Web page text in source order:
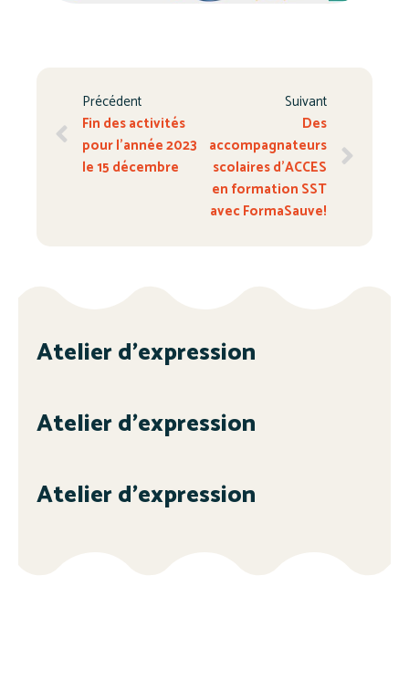
Précédent
Fin des activités
pour l’année 2023
le 15 décembre
Suivant
Des
accompagnateurs
scolaires d’ACCES
en formation SST
avec FormaSauve!
Atelier d’expression
Atelier d’expression
Atelier d’expression